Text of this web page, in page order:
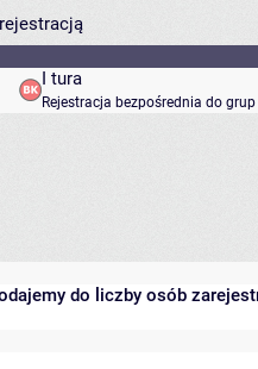
I tura
Rejestracja bezpośrednia do
do liczby osób